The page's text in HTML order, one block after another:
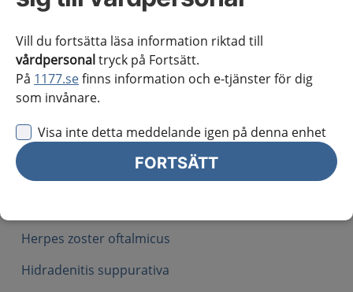
Vill du fortsätta läsa information riktad till
vårdpersonaltryck på Fortsätt.
På 1177.sefinns information och e-tjänster för dig
som invånare.
Visa inte detta meddelande igen på denna enhet
FORTSÄTT
Bältros
Candidainfektion, oral och intertriginös
Gonorré
Handeksem
Herpes zoster oftalmicus
Hidradenitis suppurativa